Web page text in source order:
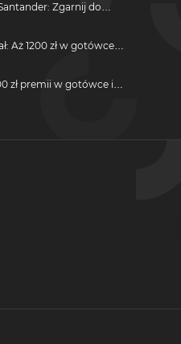
Zgarnij do
Aż 1200 zł w gotówce i
darmowego
zł premii w gotówce i
kartę kredytową